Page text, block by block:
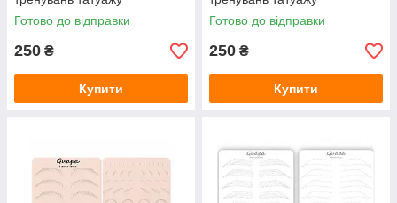
Готово до відправки
250 ₴
Купити
Готово до відправки
250 ₴
Купити